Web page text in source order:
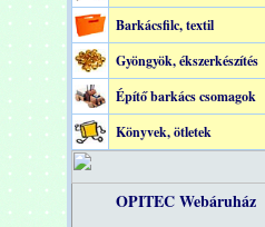
Barkácsfilc, textil
Gyöngyök, ékszerkészítés
Építő barkács csomagok
Könyvek, ötletek
OPITEC Webáruház